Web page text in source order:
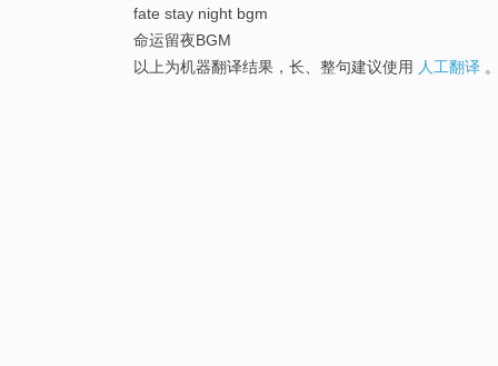
fate stay night bgm
命运留夜BGM
以上为机器翻译结果，长、整句建议使用 人工翻译